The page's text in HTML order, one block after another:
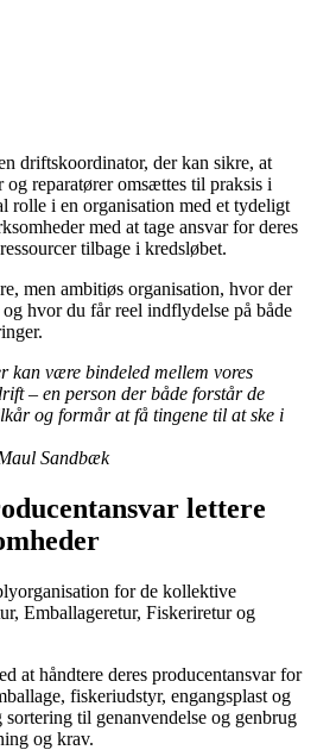
driftskoordinator, der kan sikre, at
og reparatører omsættes til praksis i
rolle i en organisation med et tydeligt
med at tage ansvar for deres
tilbage i kredsløbet.
men ambitiøs organisation, hvor der
hvor du får reel indflydelse på både
kan være bindeled mellem vores
– en person der både forstår de
og formår at få tingene til at ske i
Sandbæk
lettere
for de kollektive
Emballageretur, Fiskeriretur og
at håndtere deres producentansvar for
fiskeriudstyr, engangsplast og
til genanvendelse og genbrug
og krav.